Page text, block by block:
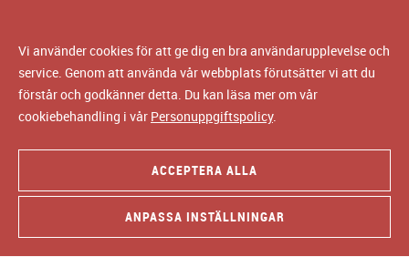
Vi använder cookies för att ge dig en bra användarupplevelse och
service. Genom att använda vår webbplats förutsätter vi att du
förstår och godkänner detta. Du kan läsa mer om vår
cookiebehandling i vår Personuppgiftspolicy.
ACCEPTERA ALLA
ANPASSA INSTÄLLNINGAR